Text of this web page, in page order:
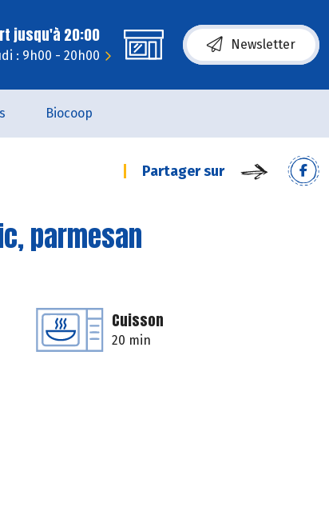
jusqu'à 20:00
: 9h00 - 20h00
Newsletter
Biocoop
Partager sur
parmesan
Cuisson
20 min